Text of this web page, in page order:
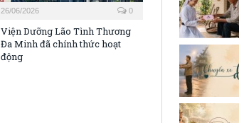
26/06/2026 0
Viện Dưỡng Lão Tình Thương
Đa Minh đã chính thức hoạt
động